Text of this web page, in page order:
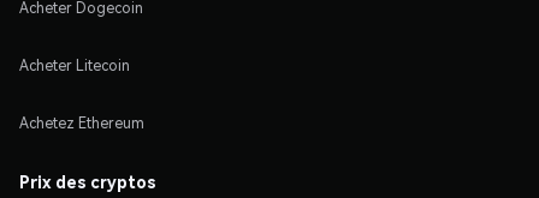
Acheter Dogecoin
Acheter Litecoin
Achetez Ethereum
Prix des cryptos